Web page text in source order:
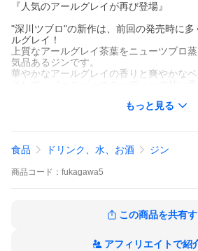
『人気のアールグレイが再び登場』
"深川ツブロ"の新作は、前回の発売時に
ルグレイ！
上質なアールグレイ茶葉をニューツブロ
気品あるジンです。
華やかなアールグレイの香りと爽やかなベ
今回は、蒸留後に加える水にもアールグ
深川蒸留所のご近所さんの紅茶専門店ティ
かな矢車菊をブレンドした軽やかな味わ
ジュニパーベリー、ベチバー、TEAPOND
もっと見る
食品 ドリンク、水、お酒 ジン
商品 コード： fukagawa5
この商品を共有
アフィリエイトで紹